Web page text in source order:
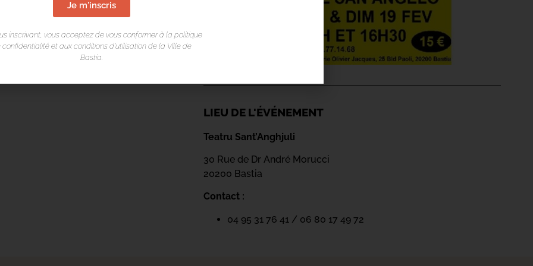
LIEU DE L'ÉVÉNEMENT
Teatru Sant’Anghjuli
30 Rue de Dr André Morucci
20200 Bastia
Contact :
04 95 31 76 41 / 06 80 17 49 72
Je m'inscris
inscrivant, vous acceptez de vous conformer à la politique
confidentialité et aux conditions d’utilisation de la Ville de
Bastia.